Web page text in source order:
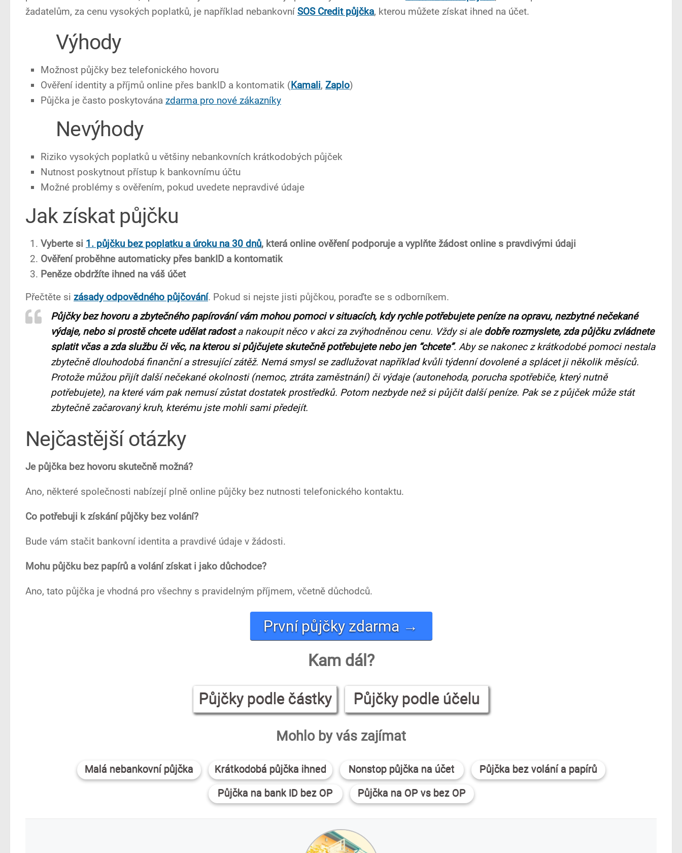
žadatelům, za cenu vysokých poplatků, je například nebankovní SOS Credit půjčka, kterou můžete získat ihned na účet.
Výhody
Možnost půjčky bez telefonického hovoru
Ověření identity a příjmů online přes bankID a kontomatik (Kamali, Zaplo)
Půjčka je často poskytována zdarma pro nové zákazníky
Nevýhody
Riziko vysokých poplatků u většiny nebankovních krátkodobých půjček
Nutnost poskytnout přístup k bankovnímu účtu
Možné problémy s ověřením, pokud uvedete nepravdivé údaje
Jak získat půjčku
Vyberte si 1. půjčku bez poplatku a úroku na 30 dnů, která online ověření podporuje a vyplňte žádost online s pravdivými údaji
Ověření proběhne automaticky přes bankID a kontomatik
Peněze obdržíte ihned na váš účet
Přečtěte si zásady odpovědného půjčování. Pokud si nejste jisti půjčkou, poraďte se s odborníkem.
Půjčky bez hovoru a zbytečného papírování vám mohou pomoci v situacích, kdy rychle potřebujete peníze na opravu, nezbytné nečekané
výdaje, nebo si prostě chcete udělat radosta nakoupit něco v akci za zvýhodněnou cenu. Vždy si ale dobře rozmyslete, zda půjčku zvládnete
splatit včas a zda službu či věc, na kterou si půjčujete skutečně potřebujete nebo jen “chcete”. Aby se nakonec z krátkodobé pomoci nestala
zbytečně dlouhodobá finanční a stresující zátěž. Nemá smysl se zadlužovat například kvůli týdenní dovolené a splácet ji několik měsíců.
Protože můžou přijít další nečekané okolnosti (nemoc, ztráta zaměstnání) či výdaje (autonehoda, porucha spotřebiče, který nutně
potřebujete), na které vám pak nemusí zůstat dostatek prostředků. Potom nezbyde než si půjčit další peníze. Pak se z půjček může stát
zbytečně začarovaný kruh, kterému jste mohli sami předejít.
Nejčastější otázky
Je půjčka bez hovoru skutečně možná?
Ano, některé společnosti nabízejí plně online půjčky bez nutnosti telefonického kontaktu.
Co potřebuji k získání půjčky bez volání?
Bude vám stačit bankovní identita a pravdivé údaje v žádosti.
Mohu půjčku bez papírů a volání získat i jako důchodce?
Ano, tato půjčka je vhodná pro všechny s pravidelným příjmem, včetně důchodců.
První půjčky zdarma →
Kam dál?
Půjčky podle částky Půjčky podle účelu
Mohlo by vás zajímat
Malá nebankovní půjčka Krátkodobá půjčka ihned Nonstop půjčka na účet
Půjčka bez volání a papírů
Půjčka na bank ID bez OP
Půjčka na OP vs bez OP